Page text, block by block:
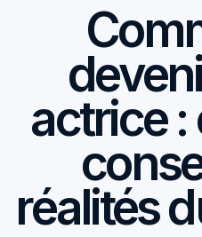
actrice :
réalités